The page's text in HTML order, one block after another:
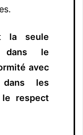
la seule
dans le
avec
dans les
respect